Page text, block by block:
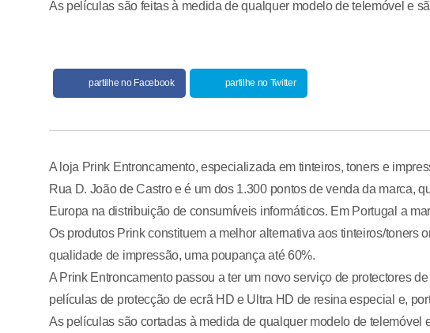
As películas são feitas à medida de qualquer modelo de telemóvel e
partilhe no Facebook partilhe no Twitter
A loja Prink Entroncamento, especializada em tinteiros, toners e
Rua D. João de Castro e é um dos 1.300 pontos de venda da marca,
Europa na distribuição de consumíveis informáticos. Em Portugal a
Os produtos Prink constituem a melhor alternativa aos tinteiros/toners
qualidade de impressão, uma poupança até 60%.
A Prink Entroncamento passou a ter um novo serviço de protectores
películas de protecção de ecrã HD e Ultra HD de resina especial e,
As películas são cortadas à medida de qualquer modelo de telemóvel